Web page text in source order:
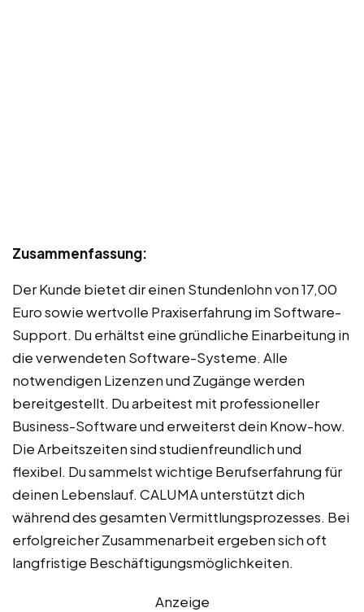
Zusammenfassung:
Der Kunde bietet dir einen Stundenlohn von 17,00
Euro sowie wertvolle Praxiserfahrung im Software-
Support. Du erhältst eine gründliche Einarbeitung in
die verwendeten Software-Systeme. Alle
notwendigen Lizenzen und Zugänge werden
bereitgestellt. Du arbeitest mit professioneller
Business-Software und erweiterst dein Know-how.
Die Arbeitszeiten sind studienfreundlich und
flexibel. Du sammelst wichtige Berufserfahrung für
deinen Lebenslauf. CALUMA unterstützt dich
während des gesamten Vermittlungsprozesses. Bei
erfolgreicher Zusammenarbeit ergeben sich oft
langfristige Beschäftigungsmöglichkeiten.
Anzeige